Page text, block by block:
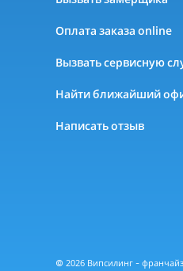
Оплата заказа online
Вызвать сервисную
Найти ближайший
Написать отзыв
© 2026 Випсилинг -